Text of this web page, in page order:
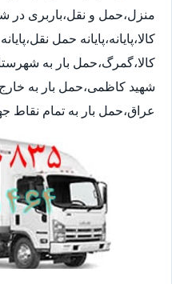
منزل،حمل و نقل،باربری در
کالا،پایانه،پایانه حمل
کالا،گمرگ،حمل بار به
شهید کاظمی،حمل بار به
عراق،حمل بار به تمام نقاط جهان،با 20 در